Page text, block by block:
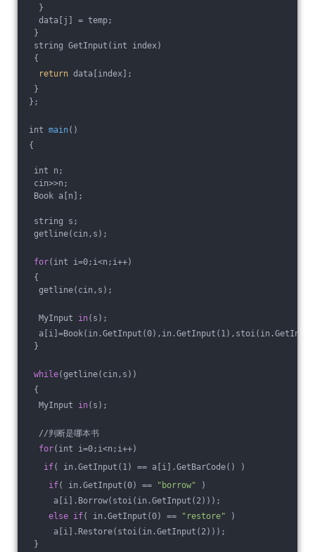
}
data[j] = temp;
}
string GetInput(int index)
{
return data[index];
}
};
int main()
{
int n;
cin>>n;
Book a[n];
string s;
getline(cin,s);
for(int i=0;i<n;i++)
{
getline(cin,s);
MyInput in(s);
}
while(getline(cin,s))
{
MyInput in(s);
//判断是哪本书
for(int i=0;i<n;i++)
if( in.GetInput(1) == a[i].GetBarCode() )
if( in.GetInput(0) == "borrow" )
a[i].Borrow(stoi(in.GetInput(2)));
else if( in.GetInput(0) == "restore" )
a[i].Restore(stoi(in.GetInput(2)));
}